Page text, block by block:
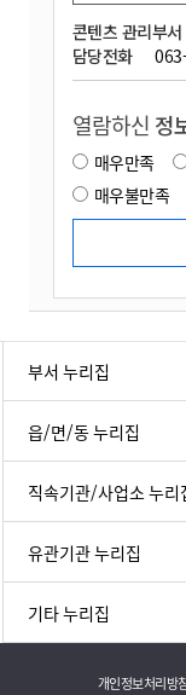
콘텐츠 관리부서
담당전화
열람하신 정
매우만족
매우불만족
부서 누리집
읍/면/동 누리집
직속기관/사업소 누리
유관기관 누리집
기타 누리집
개인정보처리방